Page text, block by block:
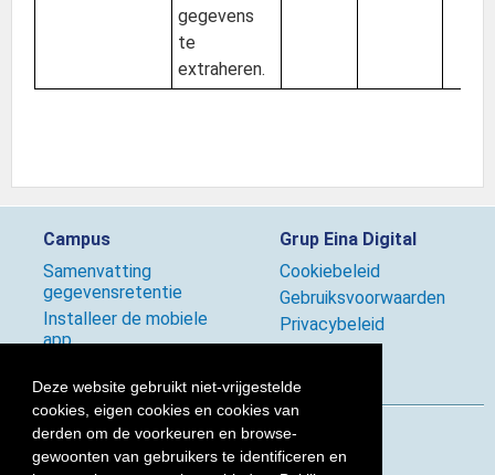
Deze website gebruikt niet-vrijgestelde
cookies, eigen cookies en cookies van
derden om de voorkeuren en browse-
gewoonten van gebruikers te identificeren en
gegevens
te
extraheren.
Campus
Samenvatting
gegevensretentie
Installeer de mobiele
app
Grup Eina Digital
Cookiebeleid
Gebruiksvoorwaarden
Privacybeleid
Volg ons